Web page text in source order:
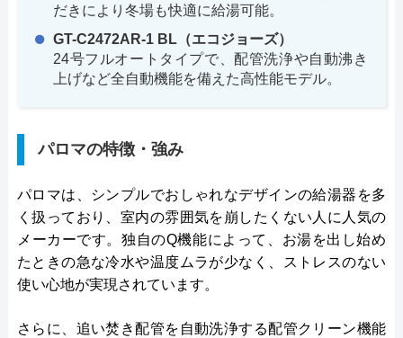
だきにより冬場も快適に給湯可能。
GT-C2472AR-1 BL（エコジョーズ）
24号フルオートタイプで、配管洗浄や自動沸き
上げなど全自動機能を備えた高性能モデル。
パロマの特徴・強み
パロマは、シンプルでおしゃれなデザインの給湯器を多
く扱っており、室内の雰囲気を崩したくない人に人気の
メーカーです。独自のQ機能によって、お湯を出し始め
たときの急な冷水や温度ムラが少なく、ストレスのない
使い心地が実現されています。
さらに、追い焚き配管を自動洗浄する配管クリーン機能